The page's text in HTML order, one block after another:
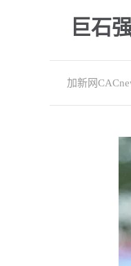
新
网
巨石
加新网